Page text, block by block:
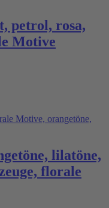
petrol, rosa,
Motive
lilatöne,
florale